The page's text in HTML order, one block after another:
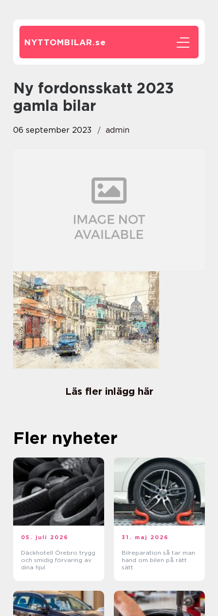
NYTTOMBILAR.se
ny fordonsskatt 2023
gamla bilar
06 september 2023 admin
Läs fler inlägg här
Fler nyheter
05. juli 2026
Däckhotell Örebro trygg
och smidig förvaring av
dina hjul
31. maj 2026
Bilreparation så tar man
hand om bilen på rätt
sätt